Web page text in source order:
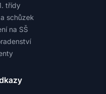
třídy
schůzek
na SŠ